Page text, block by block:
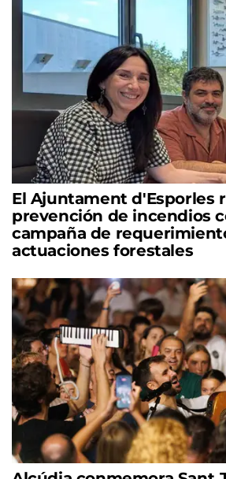
El Ajuntament d'Esporles
prevención de incendios
campaña de
actuaciones forestales